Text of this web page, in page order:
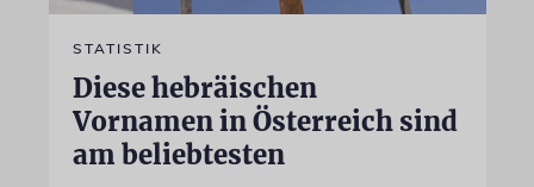
STATISTIK
Diese hebräischen
Vornamen in Österreich sind
am beliebtesten